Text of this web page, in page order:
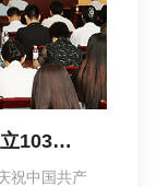
103周
祝中国共产